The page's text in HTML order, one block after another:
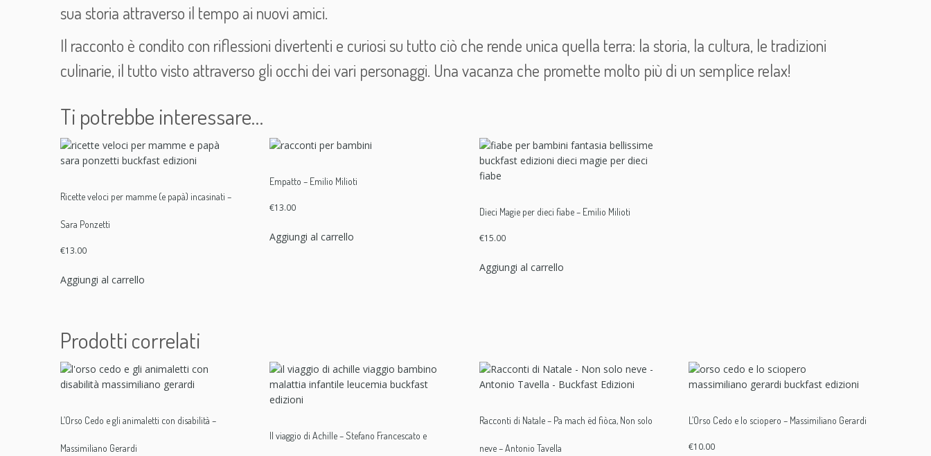
sua storia attraverso il tempo ai nuovi amici.
Il racconto è condito con riflessioni divertenti e curiosi su tutto ciò che rende unica quella terra: la storia, la cultura, le tradizioni
culinarie, il tutto visto attraverso gli occhi dei vari personaggi. Una vacanza che promette molto più di un semplice relax!
Ti potrebbe interessare…
Ricette veloci per mamme (e papà) incasinati –
Sara Ponzetti
€13.00
Aggiungi al carrello
Empatto – Emilio Milioti
€13.00
Aggiungi al carrello
Dieci Magie per dieci fiabe – Emilio Milioti
€15.00
Aggiungi al carrello
Prodotti correlati
L’Orso Cedo e gli animaletti con disabilità –
Massimiliano Gerardi
Il viaggio di Achille – Stefano Francescato e
Racconti di Natale – Pa mach ëd fiòca, Non solo
neve – Antonio Tavella
L’Orso Cedo e lo sciopero – Massimiliano Gerardi
€10.00